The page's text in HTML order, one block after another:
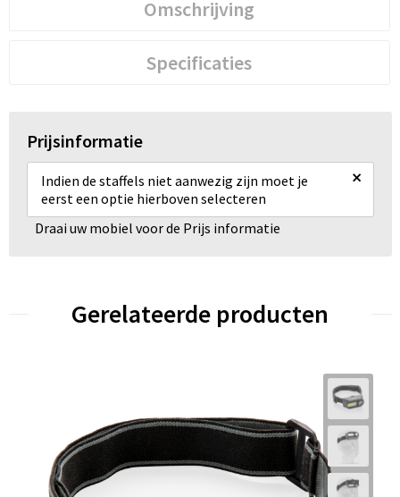
Omschrijving
Specificaties
Prijsinformatie
Indien de staffels niet aanwezig zijn moet je
eerst een optie hierboven selecteren
×
Draai uw mobiel voor de Prijs informatie
Gerelateerde producten